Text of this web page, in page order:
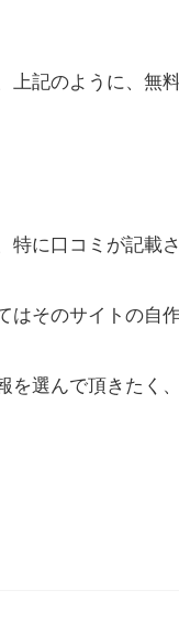
上記のように、無
特に口コミが記載
はそのサイトの自
選んで頂きたく、